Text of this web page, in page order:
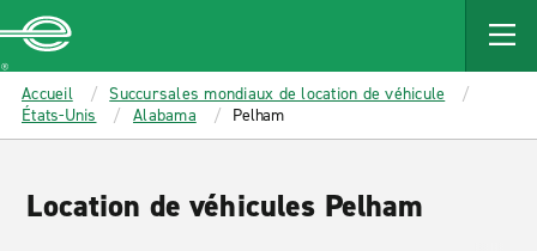
MAIN
CONTENT
Enterprise
Accueil
Succursales mondiaux de location de véhicule
États-Unis
Alabama Pelham
Location de véhicules Pelham